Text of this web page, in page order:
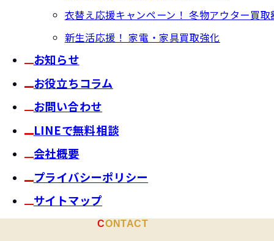
衣替え応援キャンペーン！ 冬物アウター買取
新生活応援！ 家電・家具買取強化
お知らせ
お役立ちコラム
お問い合わせ
LINEで無料相談
会社概要
プライバシーポリシー
サイトマップ
CONTACT